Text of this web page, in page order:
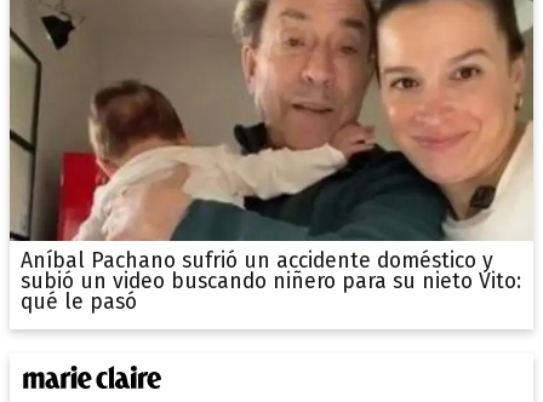
Aníbal Pachano sufrió un accidente doméstico y
subió un video buscando niñero para su nieto Vito:
qué le pasó